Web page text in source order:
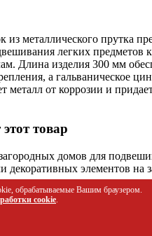
металлического прутка
легких предметов
Длина изделия 300 мм
а гальваническое
металл от коррозии и
товар
домов для
декоративных элементов на
крепления легких
в теплицах и огородах
для организации
обрабатываемые Вашим браузером.
cookie.